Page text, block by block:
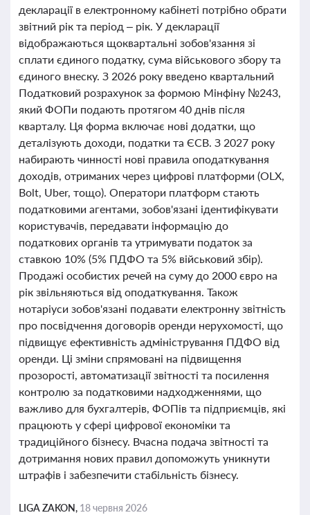
декларації в електронному кабінеті потрібно обрати
звітний рік та період – рік. У декларації
відображаються щоквартальні зобов'язання зі
сплати єдиного податку, сума військового збору та
єдиного внеску. З 2026 року введено квартальний
Податковий розрахунок за формою Мінфіну №243,
який ФОПи подають протягом 40 днів після
кварталу. Ця форма включає нові додатки, що
деталізують доходи, податки та ЄСВ. З 2027 року
набирають чинності нові правила оподаткування
доходів, отриманих через цифрові платформи (OLX,
Bolt, Uber, тощо). Оператори платформ стають
податковими агентами, зобов'язані ідентифікувати
користувачів, передавати інформацію до
податкових органів та утримувати податок за
ставкою 10% (5% ПДФО та 5% військовий збір).
Продажі особистих речей на суму до 2000 євро на
рік звільняються від оподаткування. Також
нотаріуси зобов'язані подавати електронну звітність
про посвідчення договорів оренди нерухомості, що
підвищує ефективність адміністрування ПДФО від
оренди. Ці зміни спрямовані на підвищення
прозорості, автоматизації звітності та посилення
контролю за податковими надходженнями, що
важливо для бухгалтерів, ФОПів та підприємців, які
працюють у сфері цифрової економіки та
традиційного бізнесу. Вчасна подача звітності та
дотримання нових правил допоможуть уникнути
штрафів і забезпечити стабільність бізнесу.
LIGA ZAKON, 18 червня 2026